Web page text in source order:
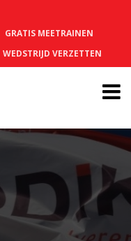
GRATIS MEETRAINEN
WEDSTRIJD VERZETTEN